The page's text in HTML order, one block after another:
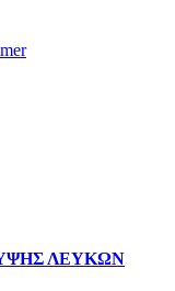
ΛΕΥΚΩΝ